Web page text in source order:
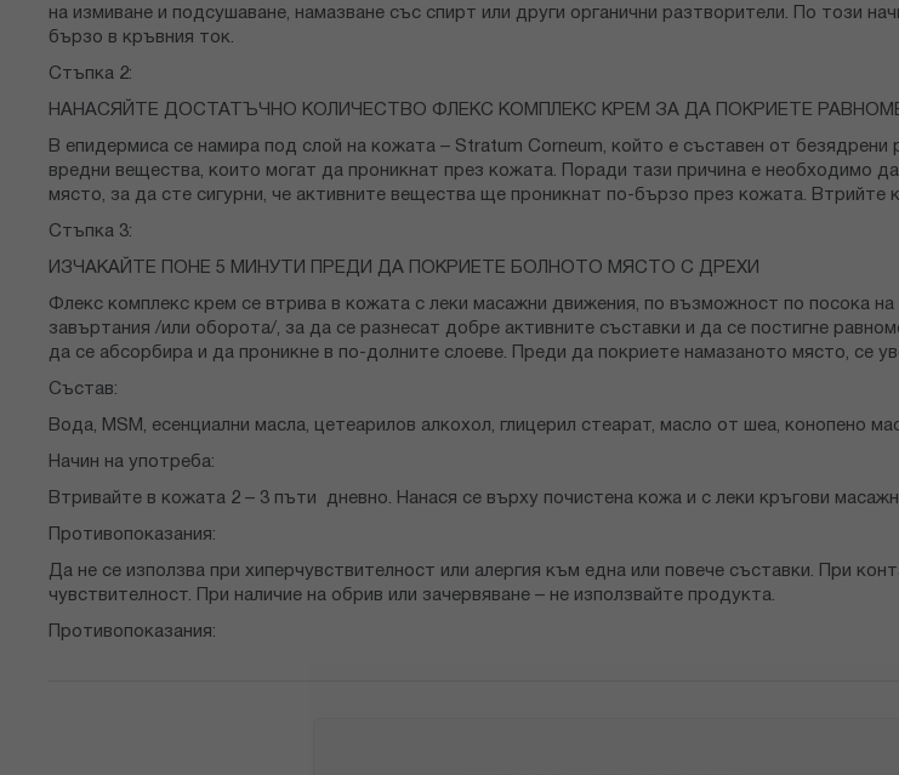
на измиване и подсушаване, намазване със спирт или други органични разтворители. По този
бързо в кръвния ток.
Стъпка 2:
НАНАСЯЙТЕ ДОСТАТЪЧНО КОЛИЧЕСТВО ФЛЕКС КОМПЛЕКС КРЕМ ЗА ДА ПОКРИЕТЕ
В епидермиса се намира под слой на кожата – Stratum Corneum, който е съставен от
вредни вещества, които могат да проникнат през кожата. Поради тази причина е необходимо
място, за да сте сигурни, че активните вещества ще проникнат по-бързо през кожата. Втрийте
Стъпка 3:
ИЗЧАКАЙТЕ ПОНЕ 5 МИНУТИ ПРЕДИ ДА ПОКРИЕТЕ БОЛНОТО МЯСТО С ДРЕХИ
Флекс комплекс крем се втрива в кожата с леки масажни движения, по възможност по посока
завъртания /или оборота/, за да се разнесат добре активните съставки и да се постигне
да се абсорбира и да проникне в по-долните слоеве. Преди да покриете намазаното място, се
Състав:
Вода, MSM, есенциални масла, цетеарилов алкохол, глицерил стеарат, масло от шеа, конопено
Начин на употреба:
Втривайте в кожата 2 – 3 пъти дневно. Нанася се върху почистена кожа и с леки кръгови
Противопоказания:
Да не се използва при хиперчувствителност или алергия към една или повече съставки. При
чувствителност. При наличие на обрив или зачервяване – не използвайте продукта.
Противопоказания: